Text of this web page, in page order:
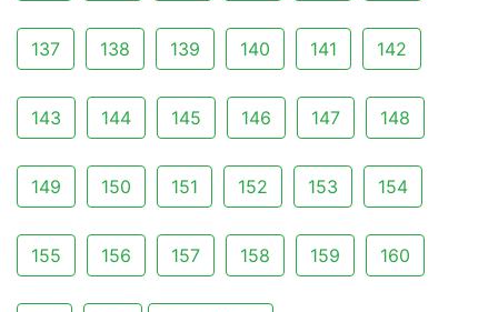
137 138 139 140 141 142
143 144 145 146 147 148
149 150 151 152 153 154
155 156 157 158 159 160